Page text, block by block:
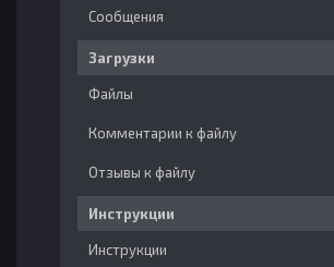
Сообщения
Загрузки
Файлы
Комментарии к файлу
Отзывы к файлу
Инструкции
Инструкции